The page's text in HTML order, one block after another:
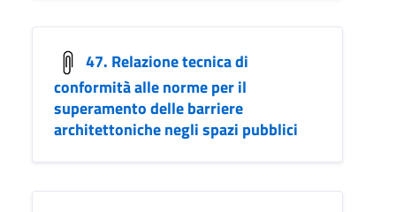
47. Relazione tecnica di
conformità alle norme per il
superamento delle barriere
architettoniche negli spazi pubblici